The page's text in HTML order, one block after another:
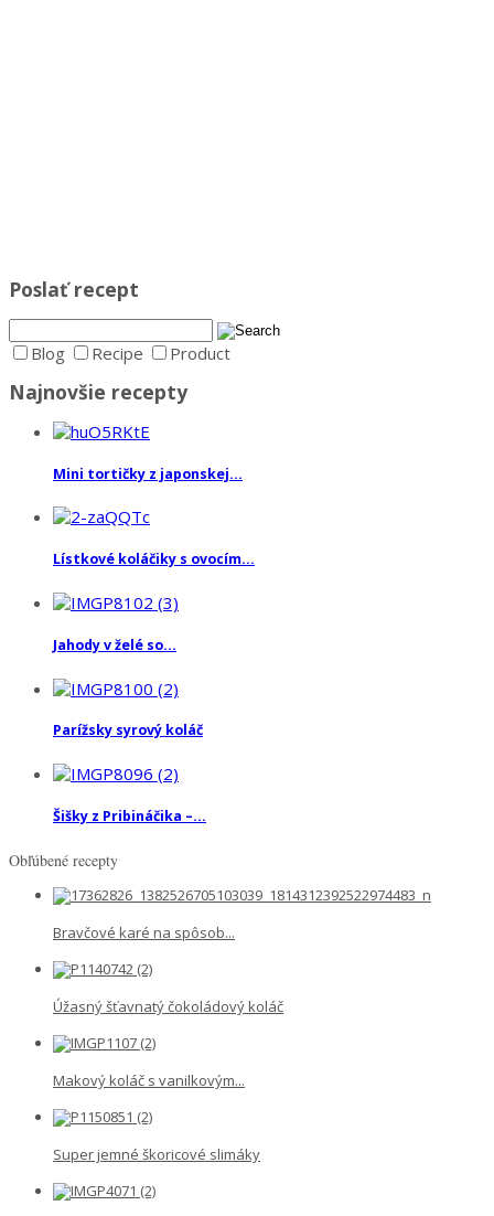
Poslať recept
Blog Recipe Product
Najnovšie recepty
Mini tortičky z japonskej...
Lístkové koláčiky s ovocím...
Jahody v želé so...
Parížsky syrový koláč
Šišky z Pribináčika –...
Obľúbené recepty
Bravčové karé na spôsob...
Úžasný šťavnatý čokoládový koláč
Makový koláč s vanilkovým...
Super jemné škoricové slimáky